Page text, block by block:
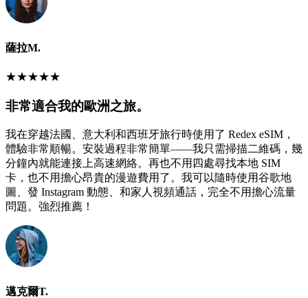
薩拉M.
★★★★★
非常適合我的歐洲之旅。
我在穿越法國、意大利和西班牙旅行時使用了 Redex eSIM，
體驗非常順暢。安裝過程非常簡單——我只需掃描二維碼，幾
分鐘內就能連接上高速網絡。再也不用四處尋找本地 SIM
卡，也不用擔心昂貴的漫遊費用了。我可以隨時使用谷歌地
圖、發 Instagram 動態、和家人視頻通話，完全不用擔心流量
問題。強烈推薦！
邁克爾T.